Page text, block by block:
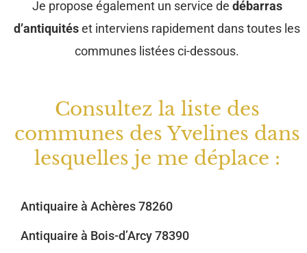
Je propose également un service de débarras
d’antiquitéset interviens rapidement dans toutes les
communes listées ci-dessous.
Consultez la liste des
communes des Yvelines dans
lesquelles je me déplace :
Antiquaire à Achères 78260
Antiquaire à Bois-d’Arcy 78390